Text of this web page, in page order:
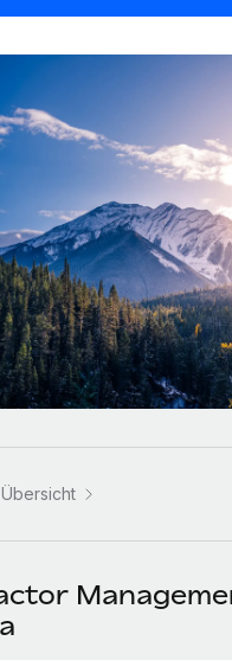
Onboarding und Verwalten
von komplexen HR-
Embedded
Integration der HR in
HR-Kernfunktionen für
HR- und Payroll-Lösungen für
HR-Lösungen,
HR für Konzerne und
WERDEN
Einbettung von Global-HR-
werden
berechnen
zu möglichen
für globale
REMOTE
und Leitfäden
für Stellenbeschreibungen
Übersicht